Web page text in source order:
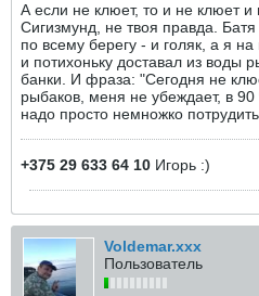
А если не клюет, то и не клюет
Сигизмунд, не твоя правда.
по всему берегу - и голяк, а я
и потихоньку доставал из воды
банки. И фраза: "Сегодня не
рыбаков, меня не убеждает, в 90
надо просто немножко
+375 29 633 64 10 Игорь :)
Voldemar.xxx
Пользователь